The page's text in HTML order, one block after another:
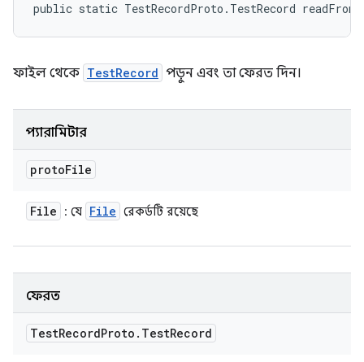
public static TestRecordProto.TestRecord
ফাইল থেকে TestRecord পড়ুন এবং তা ফেরত দিন।
প্যারামিটার
protoFile
File : যে File রেকর্ডটি রয়েছে
ফেরত
TestRecordProto . TestRecord